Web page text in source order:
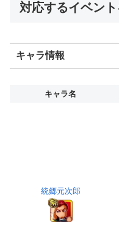
対応するイベン
キャラ情報
キャラ名
統郷元次郎